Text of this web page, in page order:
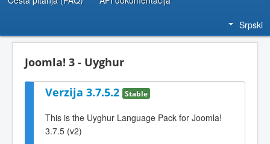
Srpski
Joomla! 3 - Uyghur
Verzija 3.7.5.2 Stable
This is the Uyghur Language Pack for Joomla!
3.7.5 (v2)